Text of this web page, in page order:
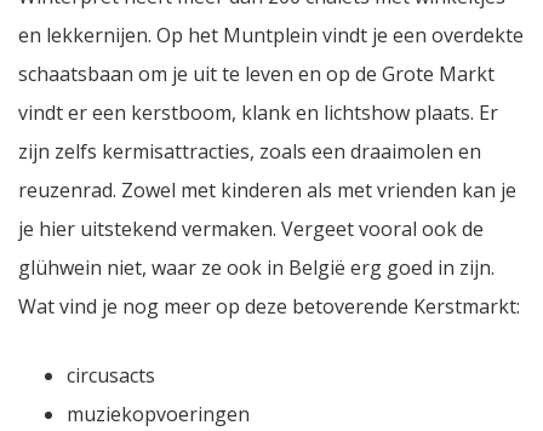
en lekkernijen. Op het Muntplein vindt je een overdekte
schaatsbaan om je uit te leven en op de Grote Markt
vindt er een kerstboom, klank en lichtshow plaats. Er
zijn zelfs kermisattracties, zoals een draaimolen en
reuzenrad. Zowel met kinderen als met vrienden kan je
je hier uitstekend vermaken. Vergeet vooral ook de
glühwein niet, waar ze ook in België erg goed in zijn.
Wat vind je nog meer op deze betoverende Kerstmarkt:
circusacts
muziekopvoeringen